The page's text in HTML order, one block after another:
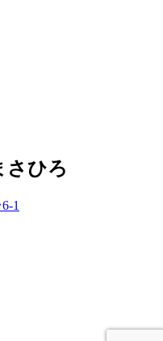
さひろ
1